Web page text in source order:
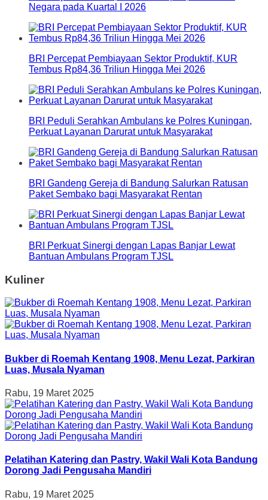
Negara pada Kuartal I 2026
BRI Percepat Pembiayaan Sektor Produktif, KUR
Tembus Rp84,36 Triliun Hingga Mei 2026
BRI Peduli Serahkan Ambulans ke Polres Kuningan,
Perkuat Layanan Darurat untuk Masyarakat
BRI Gandeng Gereja di Bandung Salurkan Ratusan
Paket Sembako bagi Masyarakat Rentan
BRI Perkuat Sinergi dengan Lapas Banjar Lewat
Bantuan Ambulans Program TJSL
Kuliner
Bukber di Roemah Kentang 1908, Menu Lezat, Parkiran
Luas, Musala Nyaman
Rabu, 19 Maret 2025
Pelatihan Katering dan Pastry, Wakil Wali Kota Bandung
Dorong Jadi Pengusaha Mandiri
Rabu, 19 Maret 2025